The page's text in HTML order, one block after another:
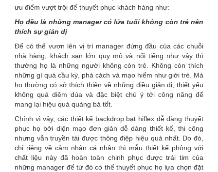
ưu điểm vượt trội để thuyết phục khách hàng như:
Họ đều là những manager có lứa tuổi không còn trẻ nên
thích sự giản dị
Để có thể vươn lên vị trí manager đứng đầu của các chuỗi
nhà hàng, khách sạn lớn quy mô và nổi tiếng như vậy thì
thường họ là những người không còn trẻ. Không còn thích
những gì quá cầu kỳ, phá cách và mạo hiểm như giới trẻ. Mà
họ thường có sở thích thiên về những điều giản dị, thiết yếu
không quá diêm dúa và đặc biệt chú ý tới công năng để
mang lại hiệu quả quảng bá tốt.
Chính vì vậy, các thiết kế backdrop bạt hiflex dễ dàng thuyết
phục họ bởi diện mạo đơn giản dễ dàng thiết kế, thi công
nhưng vẫn truyền tải được thông điệp hiệu quả nhất. Do đó,
chỉ riêng về cảm nhận cá nhân thì mẫu thiết kế phông với
chất liệu này đã hoàn toàn chinh phục được trái tim của
những manager để từ đó có thể thuyết phục họ lựa chọn đặt